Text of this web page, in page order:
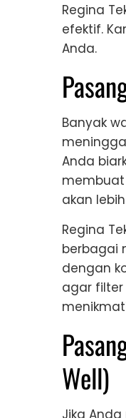
Regina
efektif.
Anda.
Banyak
Anda
membuat
akan
Regina
berbagai
dengan
agar filter
Well)
Jika